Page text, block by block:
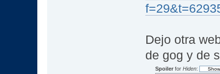
Dejo otra
de gog y de
Spoilerfor Hiden: